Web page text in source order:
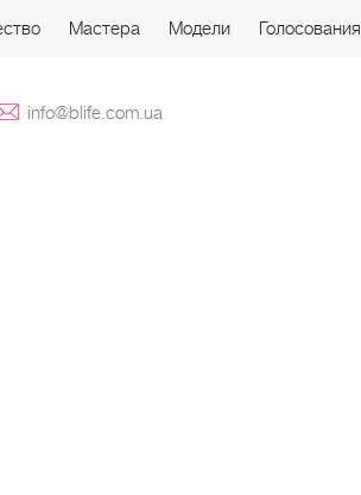
Мастера Модели Голосования
info@blife.com.ua